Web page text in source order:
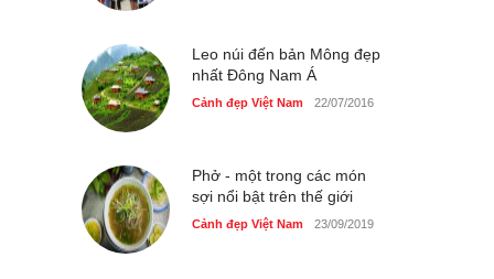
Leo núi đến bản Mông đẹp
nhất Đông Nam Á
Cảnh đẹp Việt Nam 22/07/2016
Phở - một trong các món
sợi nổi bật trên thế giới
Cảnh đẹp Việt Nam 23/09/2019